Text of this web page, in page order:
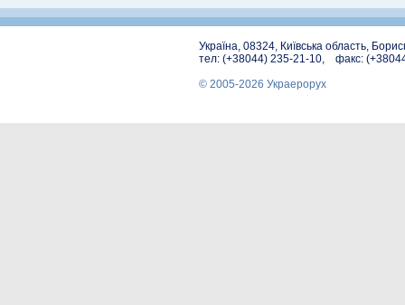
Україна, 08324, Київська область,
тел: (+38044) 235-21-10, факс:
© 2005-2026 Украерорух